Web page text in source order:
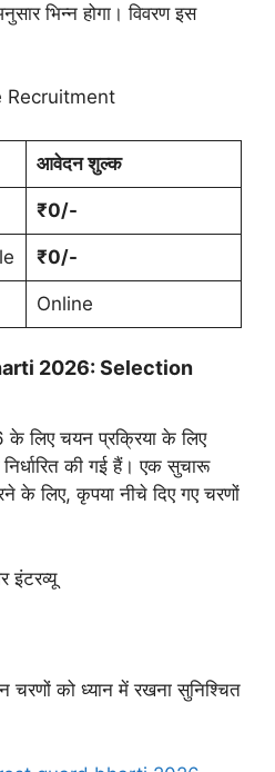
भिन्न होगा। विवरण इस
Recruitment
आवेदन शुल्क
₹0/-
₹0/-
Online
2026: Selection
लिए चयन प्रक्रिया के लिए
की गई हैं। एक सुचारू
के लिए, कृपया नीचे दिए गए चरणों
इंटरव्यू
चरणों को ध्यान में रखना सुनिश्चित